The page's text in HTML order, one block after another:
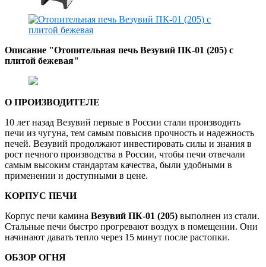
Описание "Отопительная печь Везувий ПК-01 (205) с
плитой бежевая"
О ПРОИЗВОДИТЕЛЕ
10 лет назад Везувий первые в России стали производить
печи из чугуна, тем самым повысив прочность и надежность
печей. Везувий продолжают инвестировать силы и знания в
рост печного производства в России, чтобы печи отвечали
самым высоким стандартам качества, были удобными в
применении и доступными в цене.
КОРПУС ПЕЧИ
Корпус печи камина Везувий ПК-01 (205) выполнен из стали.
Стальные печи быстро прогревают воздух в помещении. Они
начинают давать тепло через 15 минут после растопки.
ОБЗОР ОГНЯ